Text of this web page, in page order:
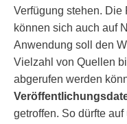
Verfügung stehen. Die
können sich auch auf
Anwendung soll den
Vielzahl von Quellen
abgerufen werden
getroffen. So dürfte